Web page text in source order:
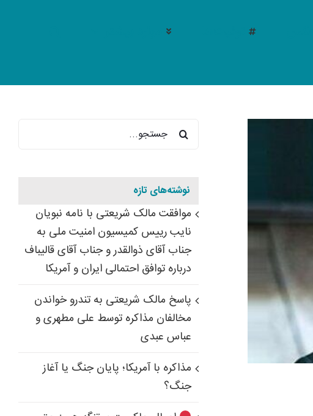
مشکلات تأمین سوخت
جستجو
برای:
نوشته‌های تازه
موافقت مالک شریعتی با نامه نبویان
نایب رییس کمیسیون امنیت ملی به
جناب آقای ذوالقدر و جناب آقای قالیباف
درباره توافق احتمالی ایران و آمریکا
پاسخ مالک شریعتی به تندرو خواندن
مخالفان مذاکره توسط علی مطهری و
عباس عبدی
مذاکره با آمریکا؛ پایان جنگ یا آغاز
جنگ؟